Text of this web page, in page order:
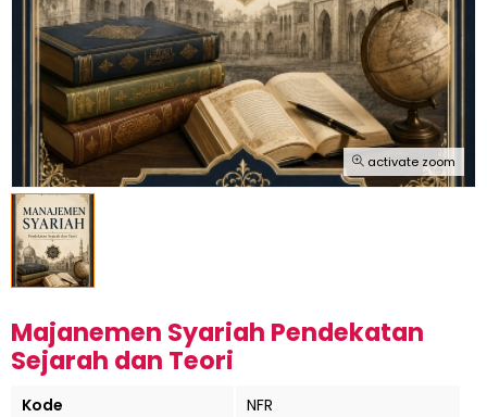
activate zoom
Majanemen Syariah Pendekatan
Sejarah dan Teori
Kode
NFR